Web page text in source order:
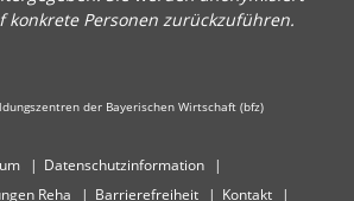
Personen zurückzuführen.
der Bayerischen Wirtschaft (bfz)
Datenschutzinformation
Reha
Barrierefreiheit Kontakt